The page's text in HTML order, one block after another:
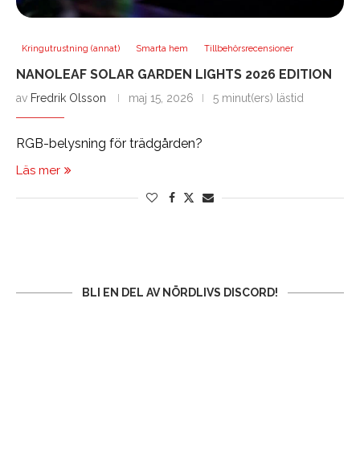
Kringutrustning (annat) Smarta hem Tillbehörsrecensioner
NANOLEAF SOLAR GARDEN LIGHTS 2026 EDITION
av Fredrik Olsson maj 15, 2026 5 minut(ers) lästid
RGB-belysning för trädgården?
Läs mer
BLI EN DEL AV NÖRDLIVS DISCORD!